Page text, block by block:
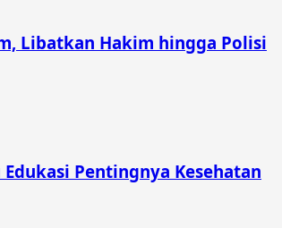
Libatkan Hakim hingga Polisi
Pentingnya Kesehatan